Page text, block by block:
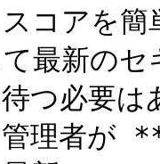
コアを
最新の
つ必要
管理者